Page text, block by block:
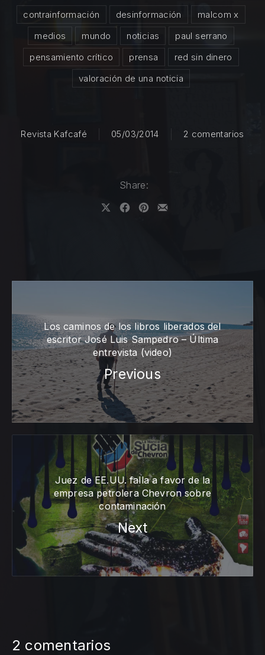
contrainformación desinformación
malcom x
medios
mundo noticias
paul serrano
pensamiento crítico
prensa
red sin dinero
valoración de una noticia
Revista Kafcafé 05/03/2014 2 comentarios
Share:
Los caminos de los libros liberados del
escritor José Luis Sampedro – Última
entrevista (video)
Previous
Juez de EE.UU. falla a favor de la
empresa petrolera Chevron sobre
contaminación
Next
2 comentarios